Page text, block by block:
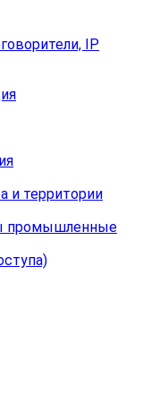
IP
и территории
промышленные